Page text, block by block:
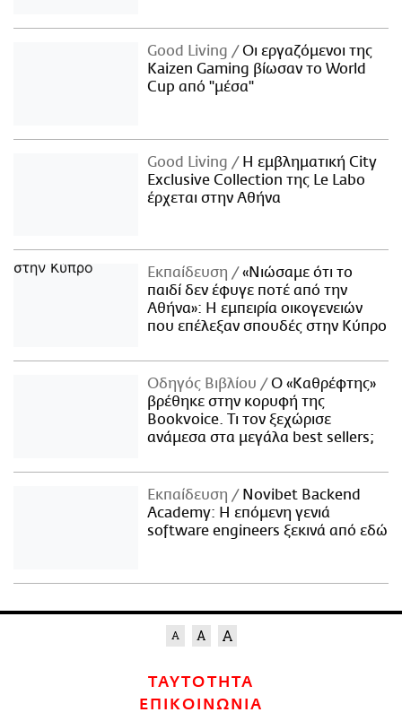
Good Living
Οι εργαζόμενοι της
Kaizen Gaming βίωσαν το World
Cup από "μέσα"
Good Living
Η εμβληματική City
Exclusive Collection της Le Labo
έρχεται στην Αθήνα
Εκπαίδευση
«Νιώσαμε ότι το
παιδί δεν έφυγε ποτέ από την
Αθήνα»: Η εμπειρία οικογενειών
που επέλεξαν σπουδές στην Κύπρο
Οδηγός Βιβλίου
Ο «Καθρέφτης»
βρέθηκε στην κορυφή της
Bookvoice. Τι τον ξεχώρισε
ανάμεσα στα μεγάλα best sellers;
Εκπαίδευση
Novibet Backend
Academy: Η επόμενη γενιά
software engineers ξεκινά από εδώ
ΤΑΥΤΟΤΗΤΑ
ΕΠΙΚΟΙΝΩΝΙΑ